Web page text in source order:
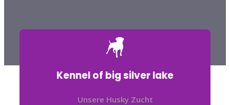
Kennel of big silver lake
Unsere Husky Zucht